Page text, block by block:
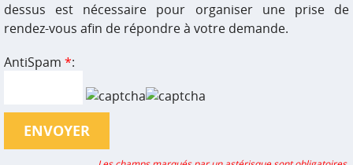
dessus est nécessaire pour organiser une prise de
rendez-vous afin de répondre à votre demande.
AntiSpam *: